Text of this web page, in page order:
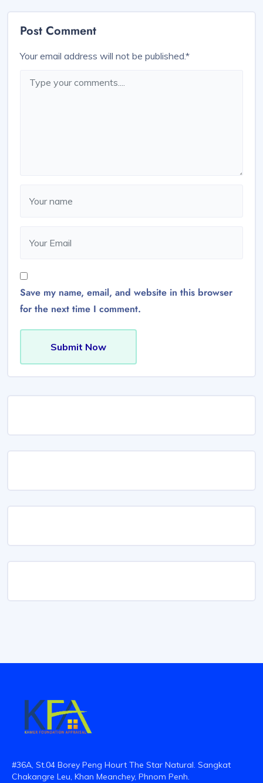
Post Comment
Your email address will not be published.*
Save my name, email, and website in this browser
for the next time I comment.
Submit Now
#36A, St.04 Borey Peng Hourt The Star Natural. Sangkat
Chakangre Leu, Khan Meanchey, Phnom Penh.